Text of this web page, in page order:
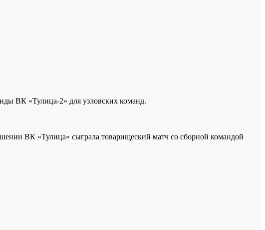
ВК «Тулица-2» для узловских команд.
ВК «Тулица» сыграла товарищеский матч со сборной командой